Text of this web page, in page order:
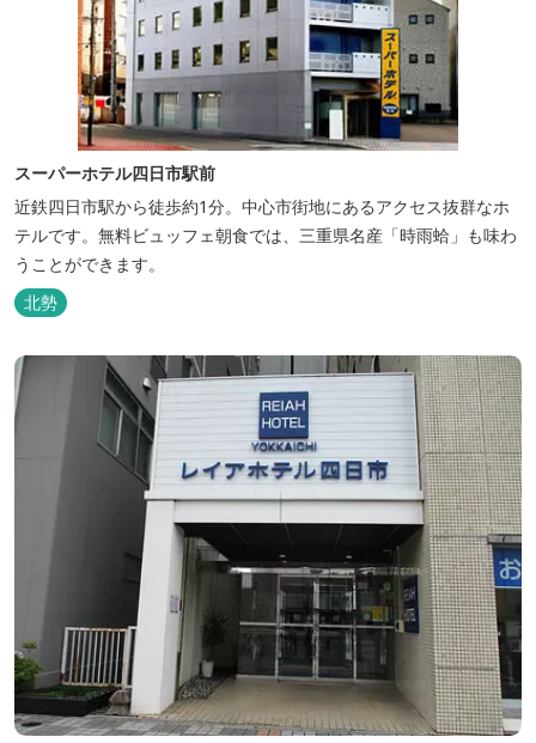
スーパーホテル四日市駅前
近鉄四日市駅から徒歩約1分。中心市街地にあるアクセス抜群なホ
テルです。無料ビュッフェ朝食では、三重県名産「時雨蛤」も味わ
うことができます。
北勢